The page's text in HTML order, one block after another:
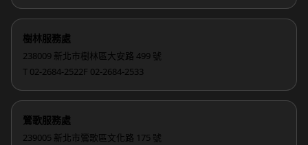
樹林服務處
238009 新北市樹林區大安路 499 號
T 02-2684-2522F 02-2684-2533
鶯歌服務處
239005 新北市鶯歌區文化路 175 號